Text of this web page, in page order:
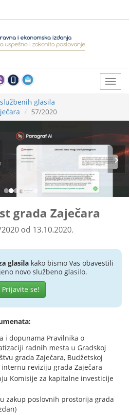
glasila
57/2020
grada Zaječara
od 13.10.2020.
glasilakako bismo Vas obavestili
novo službeno glasilo.
Prijavite se!
i dopunama Pravilnika o
radnih mesta u Gradskoj
grada Zaječara, Budžetskoj
reviziju grada Zaječara
Komisije za kapitalne investicije
zakup poslovnih prostorija grada